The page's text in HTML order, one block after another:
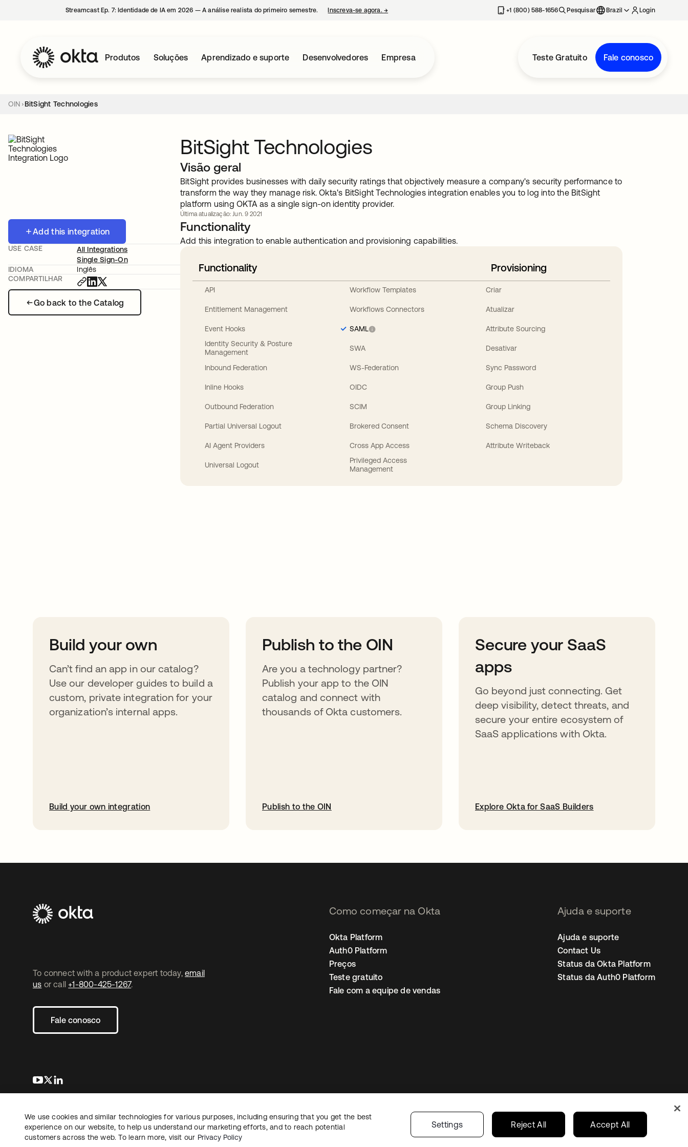
Streamcast Ep. 7: Identidade de IA em 2026 — A análise realista do primeiro semestre. Inscreva-se agora. → +1 (800) 588-1656 Pesquisar Brazil Login
Produtos Soluções Aprendizado e suporte Desenvolvedores Empresa Teste Gratuito Fale conosco
OIN BitSight Technologies
Add this integration
Go back to the Catalog
USE CASE
All Integrations
Single Sign-On
IDIOMA
Inglês
COMPARTILHAR
BitSight Technologies
Visão geral
BitSight provides businesses with daily security ratings that objectively measure a company's security performance to
transform the way they manage risk. Okta's BitSight Technologies integration enables you to log into the BitSight
platform using OKTA as a single sign-on identity provider.
Última atualização: Jun. 9 2021
Functionality
Add this integration to enable authentication and provisioning capabilities.
Functionality
API
Entitlement Management
Event Hooks
Identity Security & Posture
Management
Inbound Federation
Inline Hooks
Outbound Federation
Partial Universal Logout
AI Agent Providers
Universal Logout
Workflow Templates
Workflows Connectors
SAML
SWA
WS-Federation
OIDC
SCIM
Brokered Consent
Cross App Access
Privileged Access
Management
Provisioning
Criar
Atualizar
Attribute Sourcing
Desativar
Sync Password
Group Push
Group Linking
Schema Discovery
Attribute Writeback
Build your own
Can’t find an app in our catalog?
Use our developer guides to build a
custom, private integration for your
organization’s internal apps.
Build your own integration
Publish to the OIN
Are you a technology partner?
Publish your app to the OIN
catalog and connect with
thousands of Okta customers.
Publish to the OIN
Secure your SaaS
apps
Go beyond just connecting. Get
deep visibility, detect threats, and
secure your entire ecosystem of
SaaS applications with Okta.
Explore Okta for SaaS Builders
To connect with a product expert today, email
us or call +1-800-425-1267.
Fale conosco
abre em uma nova guia
abre em uma nova guia
Como começar na Okta
Okta Platform
Auth0 Platform
Preços
Teste gratuito
Fale com a equipe de vendas
Ajuda e suporte
Ajuda e suporte
Contact Us
Status da Okta Platform
Status da Auth0 Platform
JurídicoPolítica de privacidadeTermos do siteSegurança Mapa do site
Preferências de cookies
Suas escolhas de privacidade
Brazil
Copyright © 2026 Okta. Todos os direitos
reservados.
We use cookies and similar technologies for various purposes, including ensuring that you get the best
experience on our website, to help us understand our marketing efforts, and to reach potential
customers across the web. To learn more, visit our Privacy Policy
Settings Reject All Accept All